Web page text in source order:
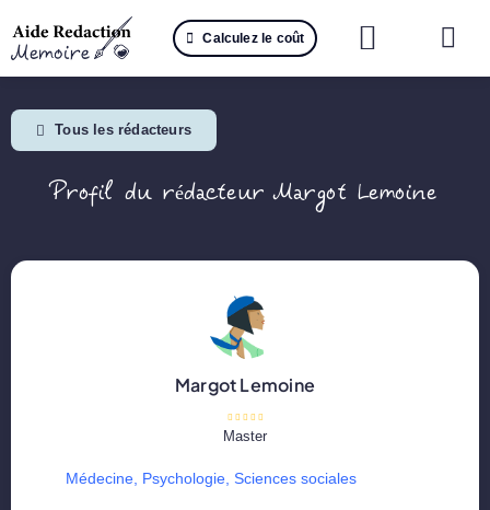
au
contenu
Calculez le coût
📝
Tous les rédacteurs
Profil du rédacteur Margot Lemoine
Margot Lemoine
Master
Médecine Psychologie Sciences sociales